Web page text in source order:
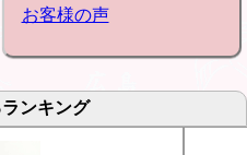
お客様の声
ンキング